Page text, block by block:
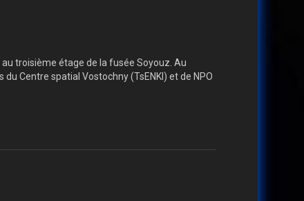
troisième étage de la fusée Soyouz. Au
Centre spatial Vostochny (TsENKI) et de NPO